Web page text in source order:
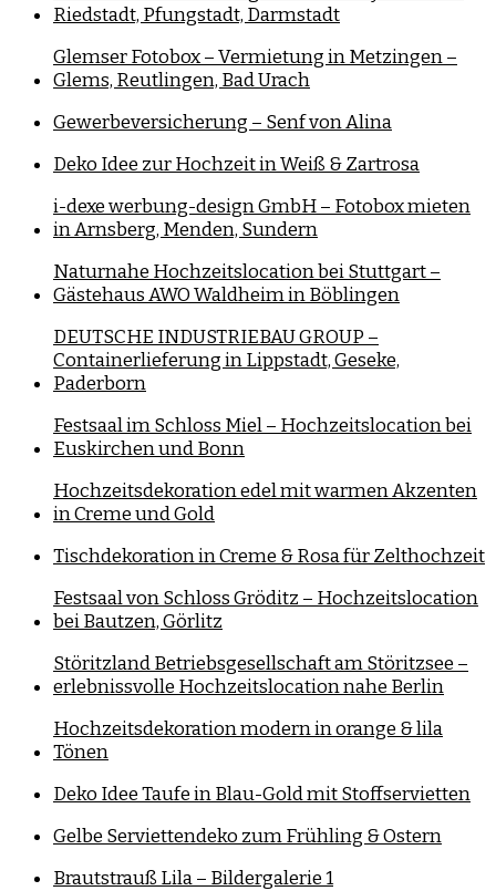
Riedstadt, Pfungstadt, Darmstadt
Glemser Fotobox – Vermietung in Metzingen –
Glems, Reutlingen, Bad Urach
Gewerbeversicherung – Senf von Alina
Deko Idee zur Hochzeit in Weiß & Zartrosa
i-dexe werbung-design GmbH – Fotobox mieten
in Arnsberg, Menden, Sundern
Naturnahe Hochzeitslocation bei Stuttgart –
Gästehaus AWO Waldheim in Böblingen
DEUTSCHE INDUSTRIEBAU GROUP –
Containerlieferung in Lippstadt, Geseke,
Paderborn
Festsaal im Schloss Miel – Hochzeitslocation bei
Euskirchen und Bonn
Hochzeitsdekoration edel mit warmen Akzenten
in Creme und Gold
Tischdekoration in Creme & Rosa für Zelthochzeit
Festsaal von Schloss Gröditz – Hochzeitslocation
bei Bautzen, Görlitz
Störitzland Betriebsgesellschaft am Störitzsee –
erlebnissvolle Hochzeitslocation nahe Berlin
Hochzeitsdekoration modern in orange & lila
Tönen
Deko Idee Taufe in Blau-Gold mit Stoffservietten
Gelbe Serviettendeko zum Frühling & Ostern
Brautstrauß Lila – Bildergalerie 1